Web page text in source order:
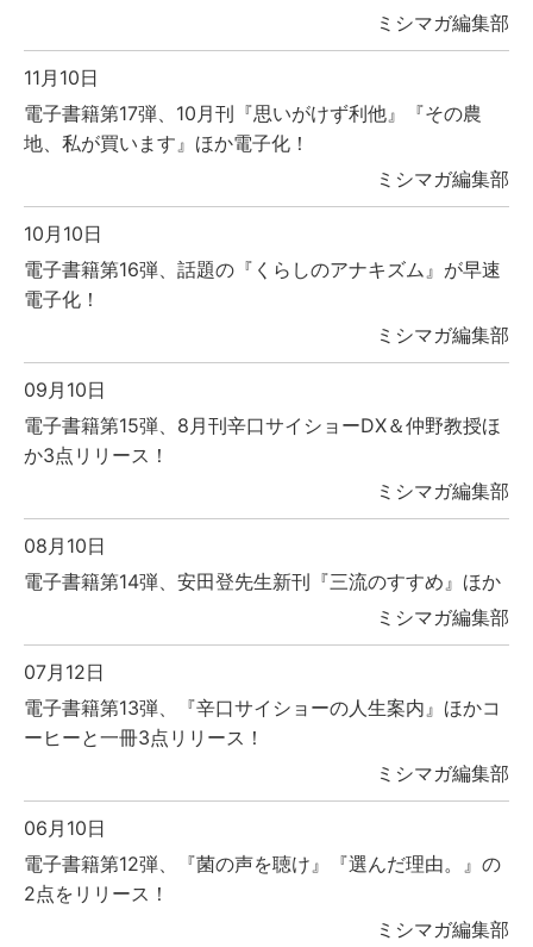
ミシマガ編集部
11月10日
電子書籍第17弾、10月刊『思いがけず利他』『その農
地、私が買います』ほか電子化！
ミシマガ編集部
10月10日
電子書籍第16弾、話題の『くらしのアナキズム』が早速
電子化！
ミシマガ編集部
09月10日
電子書籍第15弾、8月刊辛口サイショーDX＆仲野教授ほ
か3点リリース！
ミシマガ編集部
08月10日
電子書籍第14弾、安田登先生新刊『三流のすすめ』ほか
ミシマガ編集部
07月12日
電子書籍第13弾、『辛口サイショーの人生案内』ほかコ
ーヒーと一冊3点リリース！
ミシマガ編集部
06月10日
電子書籍第12弾、『菌の声を聴け』『選んだ理由。』の
2点をリリース！
ミシマガ編集部